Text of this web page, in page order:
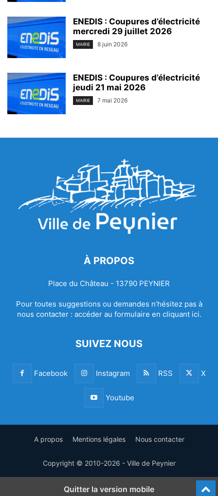
ENEDIS : Coupures d’électricité
mercredi 29 juillet 2026
MAIRIE 8 juin 2026
ENEDIS : Coupures d’électricité
jeudi 21 mai 2026
MAIRIE 7 mai 2026
À PROPOS
Place du Château - 13790 PEYNIER
Pour toutes suggestions ou demandes n’hésitez pas à
nous contacter : accéder au formulaire en cliquant ici.
SUIVEZ NOUS
Facebook Instagram RSS X
Youtube
A propos Mentions légales Nous contacter
Copyright © 2010-2026 - Ville de Peynier
Quitter la version mobile